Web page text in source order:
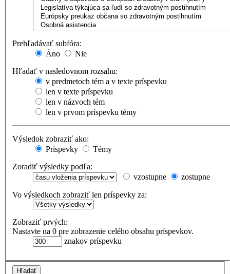
Prehľadávať subfóra:
Áno
Nie
Hľadať v nasledovnom rozsahu:
v predmetoch tém a v texte príspevku
len v texte príspevku
len v názvoch tém
len v prvom príspevku témy
Výsledok zobraziť ako:
Príspevky
Témy
Zoradiť výsledky podľa:
vzostupne
zostupne
Vo výsledkoch zobraziť len príspevky za:
Zobraziť prvých:
Nastavte na 0 pre zobrazenie celého obsahu príspevkov.
znakov príspevku